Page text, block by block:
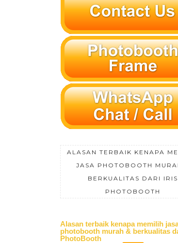
ALASAN TERBAIK KENAPA
JASA PHOTOBOOTH
BERKUALITAS DARI IRIS
PHOTOBOOTH
Alasan terbaik kenapa memilih
photobooth murah & berkualitas
PhotoBooth